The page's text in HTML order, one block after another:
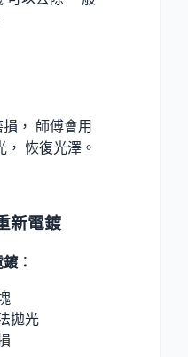
， 師傅會用
恢復光澤。
新電鍍
：
拋光